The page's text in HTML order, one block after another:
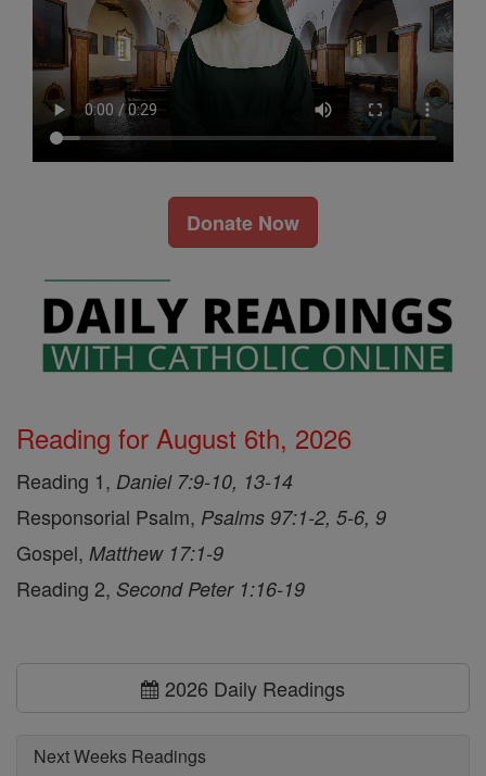
Donate Now
Reading for August 6th, 2026
Reading 1, Daniel 7:9-10, 13-14
Responsorial Psalm, Psalms 97:1-2, 5-6, 9
Gospel, Matthew 17:1-9
Reading 2, Second Peter 1:16-19
2026 Daily Readings
Next Weeks Readings